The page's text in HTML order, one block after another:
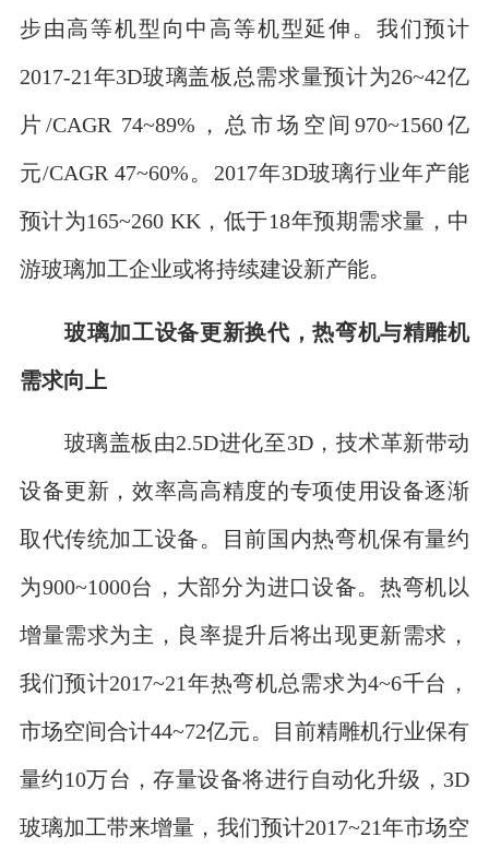
步由高等机型向中高等机型延伸。我们预计
2017-21年3D玻璃盖板总需求量预计为26~42亿
片/CAGR 74~89%，总市场空间970~1560亿
元/CAGR 47~60%。2017年3D玻璃行业年产能
预计为165~260 KK，低于18年预期需求量，中
游玻璃加工企业或将持续建设新产能。
玻璃加工设备更新换代，热弯机与精雕机
需求向上
玻璃盖板由2.5D进化至3D，技术革新带动
设备更新，效率高高精度的专项使用设备逐渐
取代传统加工设备。目前国内热弯机保有量约
为900~1000台，大部分为进口设备。热弯机以
增量需求为主，良率提升后将出现更新需求，
我们预计2017~21年热弯机总需求为4~6千台，
市场空间合计44~72亿元。目前精雕机行业保有
量约10万台，存量设备将进行自动化升级，3D
玻璃加工带来增量，我们预计2017~21年市场空